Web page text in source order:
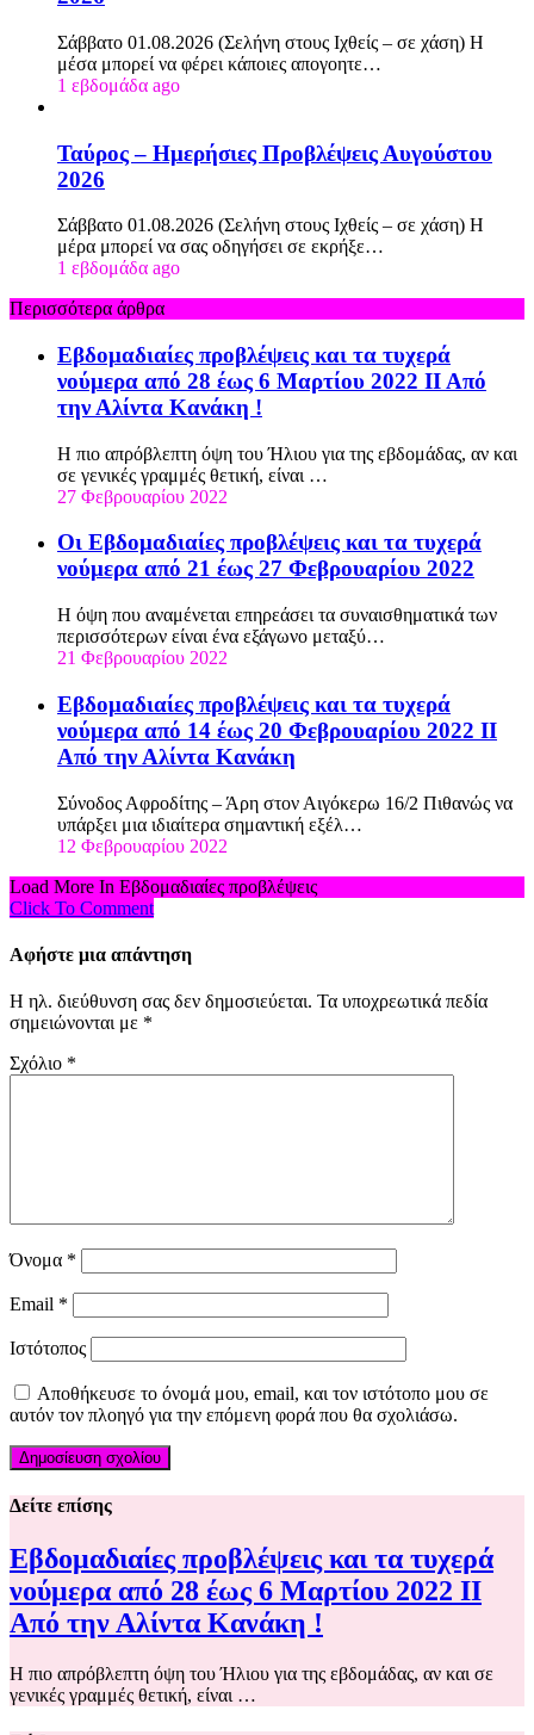
Σάββατο 01.08.2026 (Σελήνη στους Ιχθείς – σε χάση) Η
μέσα μπορεί να φέρει κάποιες απογοητε…
1 εβδομάδα ago
Ταύρος – Ημερήσιες Προβλέψεις Αυγούστου
2026
Σάββατο 01.08.2026 (Σελήνη στους Ιχθείς – σε χάση) Η
μέρα μπορεί να σας οδηγήσει σε εκρήξε…
1 εβδομάδα ago
Περισσότερα άρθρα
Εβδομαδιαίες προβλέψεις και τα τυχερά
νούμερα από 28 έως 6 Μαρτίου 2022 ΙΙ Από
την Αλίντα Κανάκη !
Η πιο απρόβλεπτη όψη του Ήλιου για της εβδομάδας, αν και
σε γενικές γραμμές θετική, είναι …
27 Φεβρουαρίου 2022
Οι Εβδομαδιαίες προβλέψεις και τα τυχερά
νούμερα από 21 έως 27 Φεβρουαρίου 2022
Η όψη που αναμένεται επηρεάσει τα συναισθηματικά των
περισσότερων είναι ένα εξάγωνο μεταξύ…
21 Φεβρουαρίου 2022
Εβδομαδιαίες προβλέψεις και τα τυχερά
νούμερα από 14 έως 20 Φεβρουαρίου 2022 ΙΙ
Από την Αλίντα Κανάκη
Σύνοδος Αφροδίτης – Άρη στον Αιγόκερω 16/2 Πιθανώς να
υπάρξει μια ιδιαίτερα σημαντική εξέλ…
12 Φεβρουαρίου 2022
Load More In Εβδομαδιαίες προβλέψεις
Click To Comment
Αφήστε μια απάντηση
Η ηλ. διεύθυνση σας δεν δημοσιεύεται. Τα υποχρεωτικά πεδία
σημειώνονται με *
Σχόλιο *
Όνομα *
Email *
Ιστότοπος
Αποθήκευσε το όνομά μου, email, και τον ιστότοπο μου σε
αυτόν τον πλοηγό για την επόμενη φορά που θα σχολιάσω.
Δείτε επίσης
Εβδομαδιαίες προβλέψεις και τα τυχερά
νούμερα από 28 έως 6 Μαρτίου 2022 ΙΙ
Από την Αλίντα Κανάκη !
Η πιο απρόβλεπτη όψη του Ήλιου για της εβδομάδας, αν και σε
γενικές γραμμές θετική, είναι …